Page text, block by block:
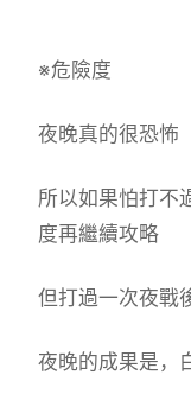
※危險度
夜晚真的很恐怖
所以如果怕打不
度再繼續攻略
但打過一次夜戰
夜晚的成果是，